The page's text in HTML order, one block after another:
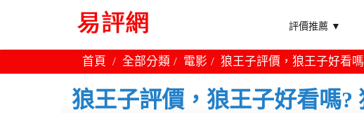
評價推薦 ▼
首頁 全部分類 電影 狼王子評價，狼王子好看
狼王子評價，狼王子好看嗎?